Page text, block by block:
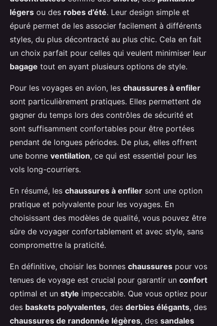
légers ou des robes d’été. Leur design simple et
épuré permet de les associer facilement à différents
styles, du plus décontracté au plus chic. Cela en fait
un choix parfait pour celles qui veulent minimiser leur
bagage tout en ayant plusieurs options de style.
Pour les voyages en avion, les chaussures à enfiler
sont particulièrement pratiques. Elles permettent de
gagner du temps lors des contrôles de sécurité et
sont suffisamment confortables pour être portées
pendant de longues périodes. De plus, elles offrent
une bonne ventilation, ce qui est essentiel pour les
vols long-courriers.
En résumé, les chaussures à enfiler sont une option
pratique et polyvalente pour les voyages. En
choisissant des modèles de qualité, vous pouvez être
sûre de voyager confortablement et avec style, sans
compromettre la praticité.
En définitive, choisir les bonnes chaussures pour vos
tenues de voyage est crucial pour garantir un confort
optimal et un style impeccable. Que vous optiez pour
des baskets polyvalentes, des derbies élégants, des
chaussures de randonnée légères, des sandales